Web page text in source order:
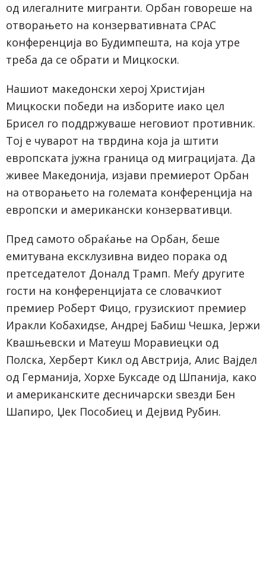
од илегалните мигранти. Орбан говореше на
отворањето на конзервативната CPAC
конференција во Будимпешта, на која утре
треба да се обрати и Мицкоски.
Нашиот македонски херој Христијан
Мицкоски победи на изборите иако цел
Брисел го поддржуваше неговиот противник.
Тој е чуварот на тврдина која ја штити
европската јужна граница од миграцијата. Да
живее Македонија, изјави премиерот Орбан
на отворањето на големата конференција на
европски и американски конзервативци.
Пред самото обраќање на Орбан, беше
емитувана ексклузивна видео порака од
претседателот Доналд Трамп. Меѓу другите
гости на конференцијата се словачкиот
премиер Роберт Фицо, грузискиот премиер
Иракли Кобахидѕе, Андреј Бабиш Чешка, Јержи
Квашњевски и Матеуш Моравиецки од
Полска, Херберт Кикл од Австрија, Алис Вајдел
од Германија, Хорхе Буксаде од Шпанија, како
и американските десничарски ѕвезди Бен
Шапиро, Џек Пособиец и Дејвид Рубин.